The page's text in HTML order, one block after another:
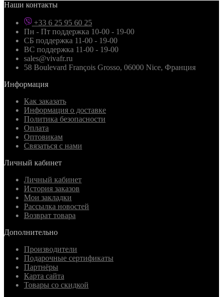
Наши контакты
+33 6 25 95 60 25
Пн - Пт поддержка 10-00 - 19-00
СБ поддержка 11-00 - 19-00
ВС поддержка 11-00 - 19-00
sales@vivafr.ru
58 Boulevard François Grosso, 06000 Nice, Франция
Информация
Как заказать
Информация о доставке
Политика безопасности
Оплата
Оптовикам
Связаться с нами
Личный кабинет
Личный кабинет
История заказов
Мои закладки
Рассылка новостей
Возврат товара
Дополнительно
Производители
Подарочные сертификаты
Партнёры
Карта сайта
Товары со скидкой